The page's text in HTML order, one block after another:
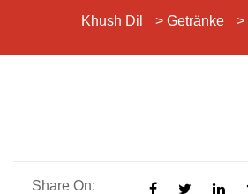
Khush Dil > Getränke >
Share On: